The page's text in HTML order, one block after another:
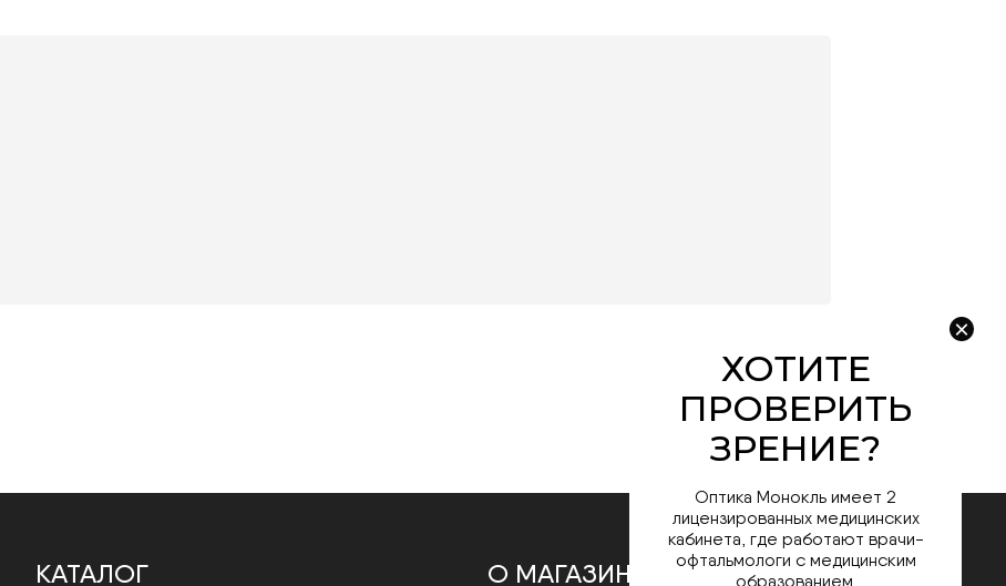
КАТАЛОГ О МАГАЗИНЕ
Оптика Монокль имеет 2
лицензированных медицинских
кабинета, где работают врачи-
офтальмологи с медицинским
образованием.